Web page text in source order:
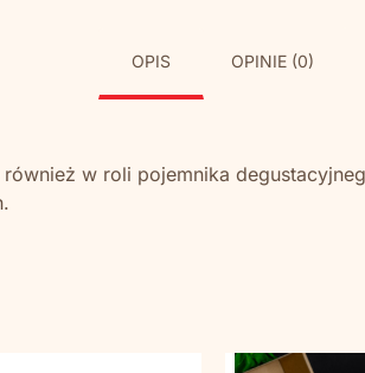
OPIS OPINIE (0)
w roli pojemnika